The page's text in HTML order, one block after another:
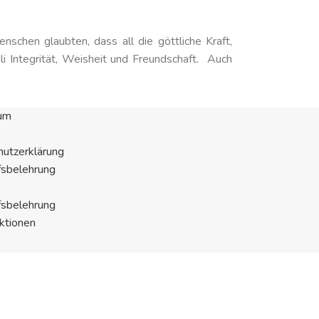
glaubten, dass all die göttliche Kraft,
Integrität, Weisheit und Freundschaft. Auch